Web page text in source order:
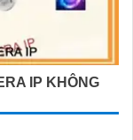
IP KHÔNG